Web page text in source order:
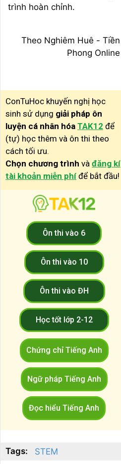
trình hoàn chỉnh.
Theo Nghiêm Huê - Tiền
Phong Online
ConTuHoc khuyến nghị học
sinh sử dụng giải pháp ôn
luyện cá nhân hóa TAK12 để
(tự) học thêm và ôn thi theo
cách tối ưu.
Chọn chương trình và đăng kí
tài khoản miễn phí để bắt đầu!
Ôn thi vào 6
Ôn thi vào 10
Ôn thi vào ĐH
Học tốt lớp 2-12
Chứng chỉ Tiếng Anh
Ngữ pháp Tiếng Anh
Đọc hiểu Tiếng Anh
Tags: STEM